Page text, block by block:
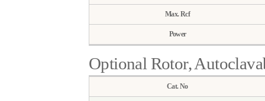
Max. Rcf
Power
Optional Rotor,
Cat. No